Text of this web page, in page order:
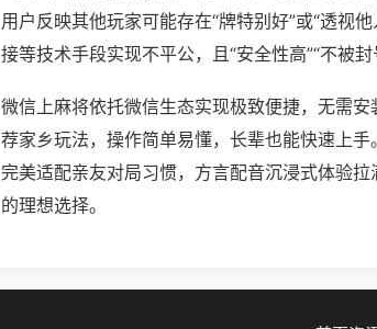
用户反映其他玩家可能存在“牌特别好”或“透视
接等技术手段实现不平公，且“安全性高”“不被封
微信上麻将依托微信生态实现极致便捷，无需
荐家乡玩法，操作简单易懂，长辈也能快速上
完美适配亲友对局习惯，方言配音沉浸式体验
的理想选择。